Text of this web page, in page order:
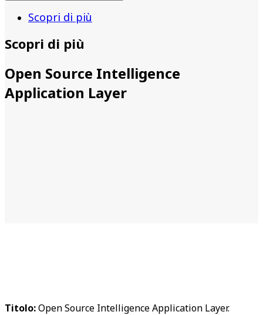
Scopri di più
Scopri di più
Open Source Intelligence
Application Layer
Titolo:Open Source Intelligence Application Layer.